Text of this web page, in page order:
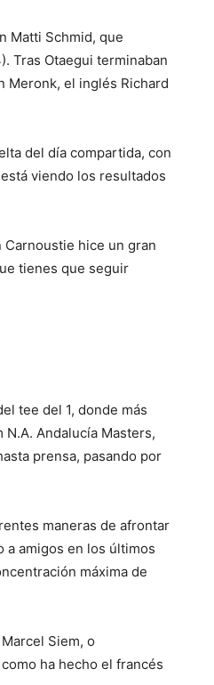
Matti Schmid, que
Tras Otaegui terminaban
Meronk, el inglés Richard
del día compartida, con
viendo los resultados
Carnoustie hice un gran
tienes que seguir
tee del 1, donde más
Andalucía Masters,
prensa, pasando por
maneras de afrontar
a amigos en los últimos
máxima de
Siem, o
ha hecho el francés